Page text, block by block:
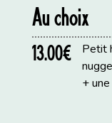
Au choix
13.00€
Petit
+